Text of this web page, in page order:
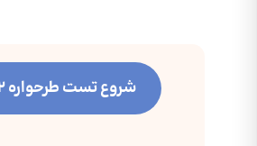
شروع تست طرحواره 232 سوالی